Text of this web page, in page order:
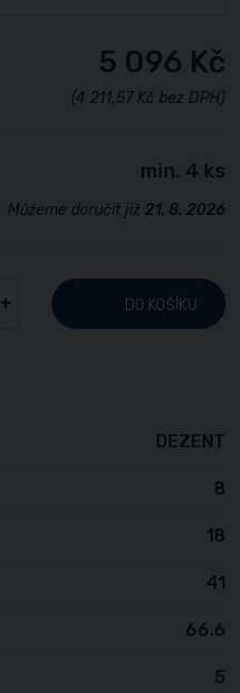
5 096 Kč
(4 211,57 Kč bez DPH)
min. 4 ks
Můžeme doručit již 21. 8. 2026
+ DO KOŠÍKU
DEZENT
8
18
41
66.6
5